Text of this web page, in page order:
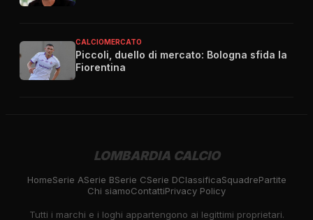
CALCIOMERCATO
Piccoli, duello di mercato: Bologna sfida la
Fiorentina
LOMBARDIA CALCIO
HomeSerie ASerie BSerie CSerie DClassificaSquadrePartite
Chi siamoContattiPrivacy Policy
Tutti i marchi e i loghi appartengono ai legittimi proprietari.